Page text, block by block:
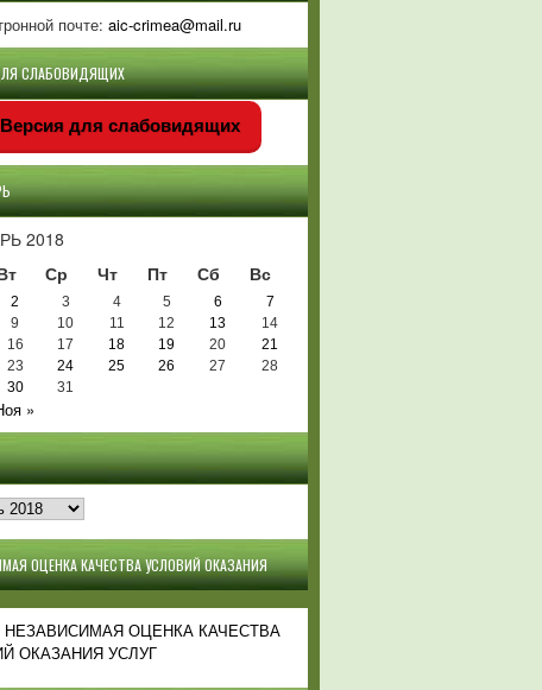
почте: aic-crimea@mail.ru
СЛАБОВИДЯЩИХ
Версия для слабовидящих
2018
Ср Чт Пт Сб Вс
2 3 4 5 6
7
9 10 11 12 13
14
16 17 18 19 20
21
23 24 25 26 27
28
30 31
»
ОЦЕНКА КАЧЕСТВА УСЛОВИЙ ОКАЗАНИЯ
ОЦЕНКА КАЧЕСТВА
ОКАЗАНИЯ УСЛУГ